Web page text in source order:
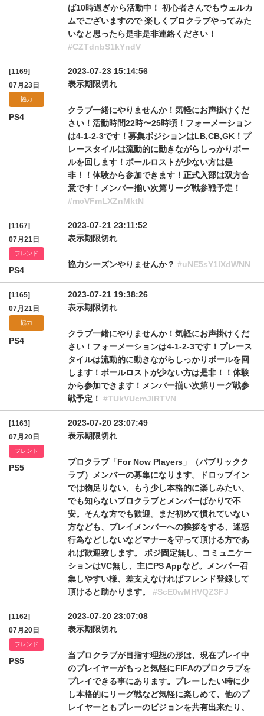
ば10時過ぎから活動中！ 初心者さんでもウェルカ
ムでございますので 楽しくプロクラブやってみた
いなと思ったら是非是非連絡ください！
#CZTdnbS1kYndV
[1169]
07月23日
協力
PS4
2023-07-23 15:14:56
表示期限切れ
クラブ一緒にやりませんか！気軽にお声掛けくだ
さい！活動時間22時〜25時頃！フォーメーション
は4-1-2-3です！募集ポジションはLB,CB,GK！プ
レースタイルは流動的に動きながらしっかりボー
ルを回します！ボールロストが少ない方は是
非！！体験から参加できます！正式入部は双方合
意です！メンバー揃い次第リーグ戦参戦予定！
#mcVFmLXZnMktN
[1167]
07月21日
フレンド
PS4
2023-07-21 23:11:52
表示期限切れ
協力シーズンやりませんか？ #uNE5sY1lXdWNN
[1165]
07月21日
協力
PS4
2023-07-21 19:38:26
表示期限切れ
クラブ一緒にやりませんか！気軽にお声掛けくだ
さい！フォーメーションは4-1-2-3です！プレース
タイルは流動的に動きながらしっかりボールを回
します！ボールロストが少ない方は是非！！体験
から参加できます！メンバー揃い次第リーグ戦参
戦予定！ #TUkVUcmJIRTVN
[1163]
07月20日
フレンド
PS5
2023-07-20 23:07:49
表示期限切れ
プロクラブ「For Now Players」（パブリックク
ラブ）メンバーの募集になります。ドロップイン
では物足りない、もう少し本格的に楽しみたい、
でも知らないプロクラブとメンバーばかりで不
安。そんな方でも歓迎。まだ初めて慣れていない
方なども、プレイメンバーへの挨拶をする、迷惑
行為などしないなどマナーを守って頂ける方であ
れば歓迎致します。 ポジ固定無し、コミュニケー
ションはVC無し、主にPS Appなど。メンバー召
集しやすい様、差支えなければフレンド登録して
頂けると助かります。 #ScE0wMHVQZ3FJ
[1162]
07月20日
フレンド
PS5
2023-07-20 23:07:08
表示期限切れ
当プロクラブが目指す理想の形は、現在プレイ中
のプレイヤーがもっと気軽にFIFAのプロクラブを
プレイできる事にあります。プレーしたい時に少
し本格的にリーグ戦など気軽に楽しめて、他のプ
レイヤーともプレーのビジョンを共有出来たり、